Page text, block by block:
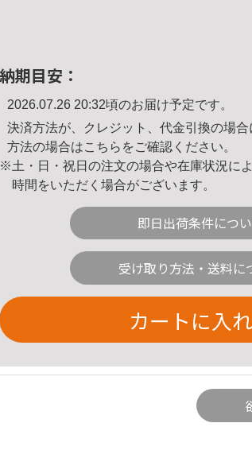
納期目安：
2026.07.26 20:32頃のお届け予定です。
決済方法が、クレジット、代金引換の場
方法の場合はこちら をご確認ください。
※土・日・祝日の注文の場合や在庫状況に
時間をいただく場合がございます。
即日出荷条件につ
受け取り方法・送料に
カートに入